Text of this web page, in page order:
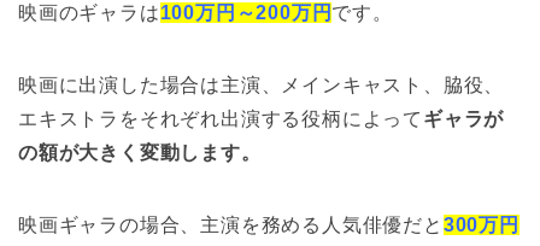
映画のギャラは100万円～200万円 です。
映画に出演した場合は主演、メインキャスト、脇役、
エキストラをそれぞれ出演する役柄によって ギャラが
の額が大きく変動します。
映画ギャラの場合、主演を務める人気俳優だと 300万円